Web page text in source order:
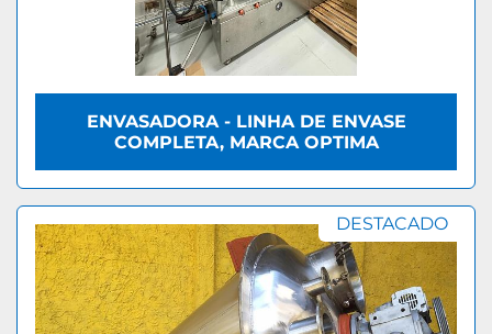
ENVASADORA - LINHA DE ENVASE
COMPLETA, MARCA OPTIMA
DESTACADO